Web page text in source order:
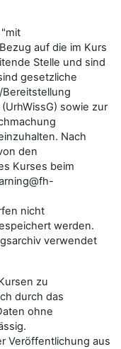
auf die im Kurs
Stelle und sind
gesetzliche
sowie zur
Nach
den
Kurses beim
nicht
werden.
verwendet
zu
durch das
ohne
Veröffentlichung aus